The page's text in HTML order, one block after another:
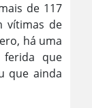
de 117
vítimas de
há uma
que
que ainda